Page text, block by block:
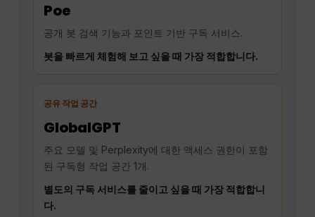
Poe
공개 봇 검색 기능과 포인트 기반 구독 서비스.
봇을 빠르게 체험해 보고 싶을 때 가장 적합합니다.
공유 작업 공간
GlobalGPT
주요 모델 및 Perplexity에 대한 액세스 권한이 포함
된 구독형 작업 공간 1개.
별도의 구독 서비스를 줄이고 싶을 때 가장 적합합니
다.